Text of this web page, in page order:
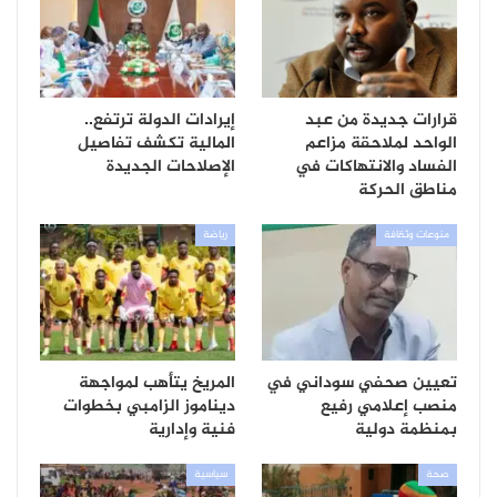
قرارات جديدة من عبد
الواحد لملاحقة مزاعم
الفساد والانتهاكات في
مناطق الحركة
إيرادات الدولة ترتفع..
المالية تكشف تفاصيل
الإصلاحات الجديدة
منوعات وثقافة
تعيين صحفي سوداني في
منصب إعلامي رفيع
بمنظمة دولية
رياضة
المريخ يتأهب لمواجهة
ديناموز الزامبي بخطوات
فنية وإدارية
صحة سياسية